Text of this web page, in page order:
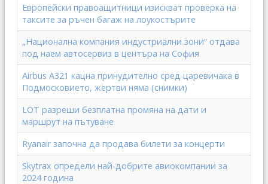
Европейски правоащитници изискват проверка на
таксите за ръчен багаж на лоукостърите
„Национална компания индустриални зони“ отдава
под наем автосервиз в центъра на София
Airbus A321 кацна принудително сред царевичака в
Подмосковието, жертви няма (снимки)
LOT разреши безплатна промяна на дати и
маршрут на пътуване
Ryanair започна да продава билети за концерти
Skytrax определи най-добрите авиокомпании за
2024 година